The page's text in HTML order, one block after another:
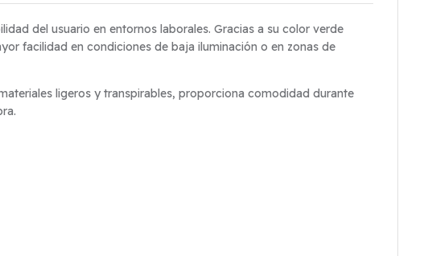
del usuario en entornos laborales. Gracias a su color verde
facilidad en condiciones de baja iluminación o en zonas de
ligeros y transpirables, proporciona comodidad durante